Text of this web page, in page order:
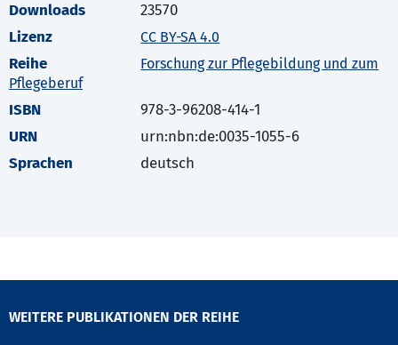
Downloads
23570
Lizenz
CC BY-SA 4.0
Reihe
Forschung zur Pflegebildung und zum
Pflegeberuf
ISBN
978-3-96208-414-1
URN
urn:nbn:de:0035-1055-6
Sprachen
deutsch
WEITERE PUBLIKATIONEN DER REIHE